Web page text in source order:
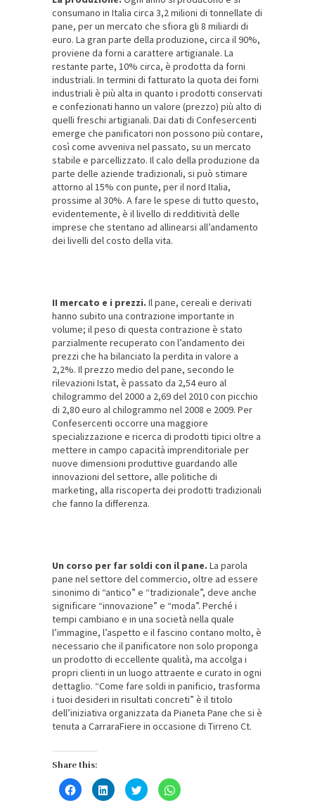
consumano in Italia circa 3,2 milioni di tonnellate di
pane, per un mercato che sfiora gli 8 miliardi di
euro. La gran parte della produzione, circa il 90%,
proviene da forni a carattere artigianale. La
restante parte, 10% circa, è prodotta da forni
industriali. In termini di fatturato la quota dei forni
industriali è più alta in quanto i prodotti conservati
e confezionati hanno un valore (prezzo) più alto di
quelli freschi artigianali. Dai dati di Confesercenti
emerge che panificatori non possono più contare,
così come avveniva nel passato, su un mercato
stabile e parcellizzato. Il calo della produzione da
parte delle aziende tradizionali, si può stimare
attorno al 15% con punte, per il nord Italia,
prossime al 30%. A fare le spese di tutto questo,
evidentemente, è il livello di redditività delle
imprese che stentano ad allinearsi all’andamento
dei livelli del costo della vita.
II mercato e i prezzi. Il pane, cereali e derivati
hanno subito una contrazione importante in
volume; il peso di questa contrazione è stato
parzialmente recuperato con l’andamento dei
prezzi che ha bilanciato la perdita in valore a
2,2%. Il prezzo medio del pane, secondo le
rilevazioni Istat, è passato da 2,54 euro al
chilogrammo del 2000 a 2,69 del 2010 con picchio
di 2,80 euro al chilogrammo nel 2008 e 2009. Per
Confesercenti occorre una maggiore
specializzazione e ricerca di prodotti tipici oltre a
mettere in campo capacità imprenditoriale per
nuove dimensioni produttive guardando alle
innovazioni del settore, alle politiche di
marketing, alla riscoperta dei prodotti tradizionali
che fanno la differenza.
Un corso per far soldi con il pane. La parola
pane nel settore del commercio, oltre ad essere
sinonimo di “antico” e “tradizionale”, deve anche
significare “innovazione” e “moda”. Perché i
tempi cambiano e in una società nella quale
l’immagine, l’aspetto e il fascino contano molto, è
necessario che il panificatore non solo proponga
un prodotto di eccellente qualità, ma accolga i
propri clienti in un luogo attraente e curato in ogni
dettaglio. “Come fare soldi in panificio, trasforma
i tuoi desideri in risultati concreti” è il titolo
dell’iniziativa organizzata da Pianeta Pane che si è
tenuta a CarraraFiere in occasione di Tirreno Ct.
Share this:
Fai
clic
Fai
clic
Fai
clic
Fai
clic